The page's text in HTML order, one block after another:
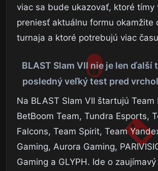
viac sa bude ukazovať, ktoré tímy
preniesť aktuálnu formu okamžite
turnaja a ktoré potrebujú viac
BLAST Slam VII nie je len ďalší
posledný veľký test pred
Na BLAST Slam VII štartujú Team
BetBoom Team, Tundra Esports,
Falcons, Team Spirit, Team
Gaming, Aurora Gaming,
Gaming a GLYPH. Ide o zaujímavý